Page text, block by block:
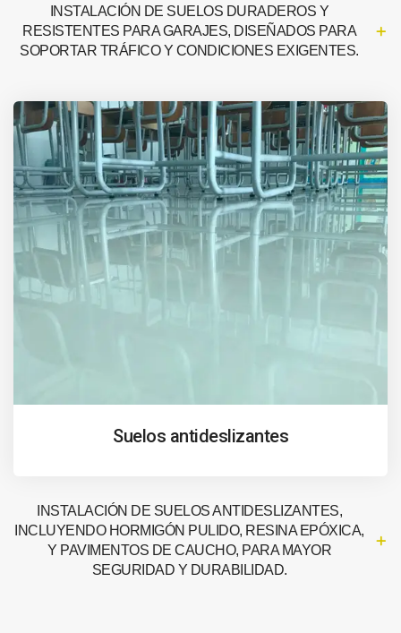
INSTALACIÓN DE SUELOS DURADEROS Y
RESISTENTES PARA GARAJES, DISEÑADOS PARA
SOPORTAR TRÁFICO Y CONDICIONES EXIGENTES.
Suelos antideslizantes
INSTALACIÓN DE SUELOS ANTIDESLIZANTES,
INCLUYENDO HORMIGÓN PULIDO, RESINA EPÓXICA,
Y PAVIMENTOS DE CAUCHO, PARA MAYOR
SEGURIDAD Y DURABILIDAD.